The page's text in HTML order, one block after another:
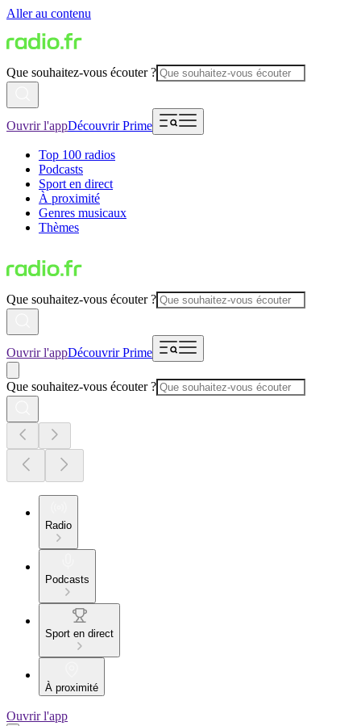
Aller au contenu
Que souhaitez-vous écouter ?
Ouvrir l'appDécouvrir Prime
Top 100 radios
Podcasts
Sport en direct
À proximité
Genres musicaux
Thèmes
Que souhaitez-vous écouter ?
Ouvrir l'appDécouvrir Prime
Que souhaitez-vous écouter ?
Radio
Podcasts
Sport en direct
À proximité
Ouvrir l'app